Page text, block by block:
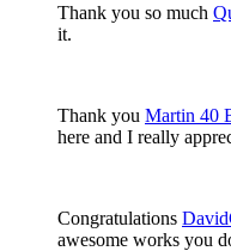
Thank you so much
it.
Thank you Martin 40
here and I really
Congratulations
awesome works you